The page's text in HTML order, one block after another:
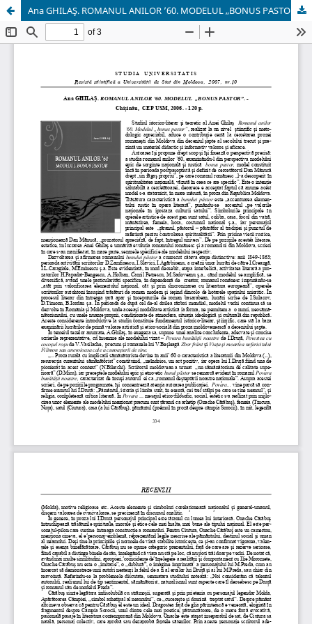
Ana GHILAŞ. ROMANUL ANILOR ’60. MODELUL „BONUS PASTOR”. - Chişinău, CEP USM, 2006. - 120 p.